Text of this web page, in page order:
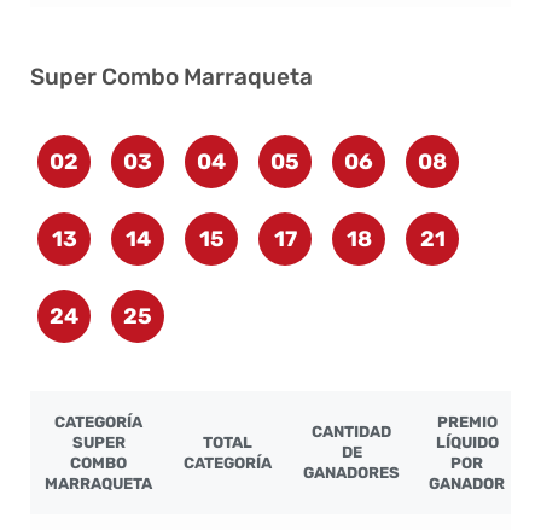
Super Combo Marraqueta
02 03 04 05 06 08
13 14 15 17 18 21
24 25
CATEGORÍA
SUPER
COMBO
MARRAQUETA
TOTAL
CATEGORÍA
CANTIDAD
DE
GANADORES
PREMIO
LÍQUIDO
POR
GANADOR